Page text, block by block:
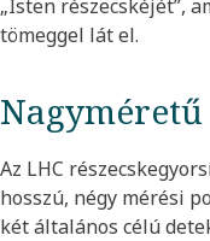
„Isten részecskéjét”,
tömeggel lát el.
Az LHC
hosszú, négy mérési
két általános célú